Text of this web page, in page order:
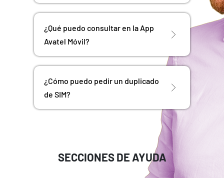
¿Qué puedo consultar en la App
Avatel Móvil?
¿Cómo puedo pedir un duplicado
de SIM?
SECCIONES DE AYUDA